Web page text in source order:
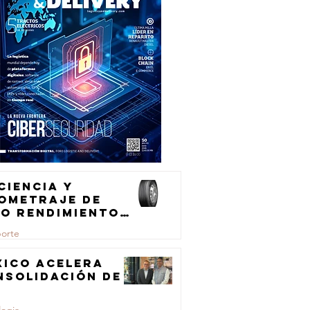
y
de
rendimiento
de
acelera
de